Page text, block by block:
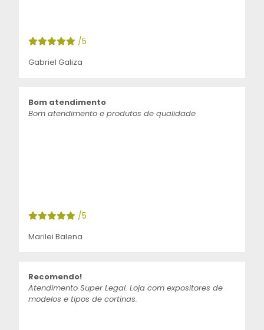
/5
Gabriel Galiza
Bom atendimento
Bom atendimento e produtos de qualidade
/5
Marilei Balena
Recomendo!
Atendimento Super Legal. Loja com expositores de
modelos e tipos de cortinas.